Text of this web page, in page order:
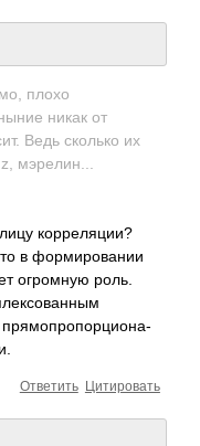
плохо
никак от
Ведь сколько их
мэрелин...
корреляции?
в формировании
огромную роль.
Цитировать
Ответить